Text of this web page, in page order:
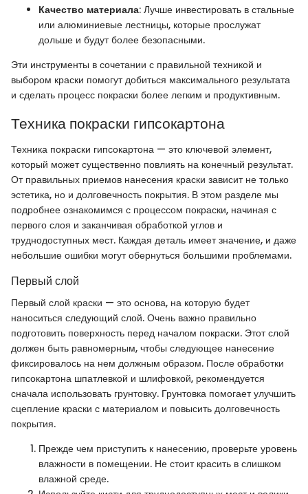
Качество материала: Лучше инвестировать в стальные
или алюминиевые лестницы, которые прослужат
дольше и будут более безопасными.
Эти инструменты в сочетании с правильной техникой и
выбором краски помогут добиться максимального результата
и сделать процесс покраски более легким и продуктивным.
Техника покраски гипсокартона
Техника покраски гипсокартона — это ключевой элемент,
который может существенно повлиять на конечный результат.
От правильных приемов нанесения краски зависит не только
эстетика, но и долговечность покрытия. В этом разделе мы
подробнее ознакомимся с процессом покраски, начиная с
первого слоя и заканчивая обработкой углов и
труднодоступных мест. Каждая деталь имеет значение, и даже
небольшие ошибки могут обернуться большими проблемами.
Первый слой
Первый слой краски — это основа, на которую будет
наноситься следующий слой. Очень важно правильно
подготовить поверхность перед началом покраски. Этот слой
должен быть равномерным, чтобы следующее нанесение
фиксировалось на нем должным образом. После обработки
гипсокартона шпатлевкой и шлифовкой, рекомендуется
сначала использовать грунтовку. Грунтовка помогает улучшить
сцепление краски с материалом и повысить долговечность
покрытия.
Прежде чем приступить к нанесению, проверьте уровень
влажности в помещении. Не стоит красить в слишком
влажной среде.